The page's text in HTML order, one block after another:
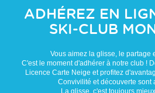
ADHÉREZ EN
SKI-CLUB
Vous aimez la glisse, le partage
C'est le moment d'adhérer à notre club !
Licence Carte Neige et profitez
Convivilité et découverte sont
La glisse, c'est toujours